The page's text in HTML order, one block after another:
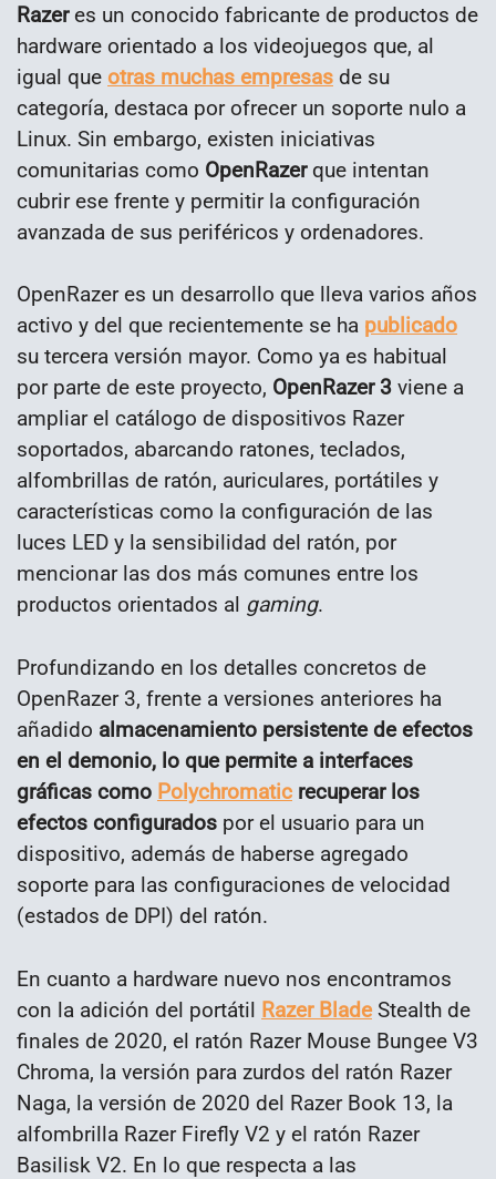
Razeres un conocido fabricante de productos de
hardware orientado a los videojuegos que, al
igual que otras muchas empresas de su
categoría, destaca por ofrecer un soporte nulo a
Linux. Sin embargo, existen iniciativas
comunitarias como OpenRazerque intentan
cubrir ese frente y permitir la configuración
avanzada de sus periféricos y ordenadores.
OpenRazer es un desarrollo que lleva varios años
activo y del que recientemente se ha publicado
su tercera versión mayor. Como ya es habitual
por parte de este proyecto, OpenRazer 3 viene a
ampliar el catálogo de dispositivos Razer
soportados, abarcando ratones, teclados,
alfombrillas de ratón, auriculares, portátiles y
características como la configuración de las
luces LED y la sensibilidad del ratón, por
mencionar las dos más comunes entre los
productos orientados al gaming.
Profundizando en los detalles concretos de
OpenRazer 3, frente a versiones anteriores ha
añadido almacenamiento persistente de efectos
en el demonio, lo que permite a interfaces
gráficas como Polychromatic recuperar los
efectos configurados por el usuario para un
dispositivo, además de haberse agregado
soporte para las configuraciones de velocidad
(estados de DPI) del ratón.
En cuanto a hardware nuevo nos encontramos
con la adición del portátil Razer BladeStealth de
finales de 2020, el ratón Razer Mouse Bungee V3
Chroma, la versión para zurdos del ratón Razer
Naga, la versión de 2020 del Razer Book 13, la
alfombrilla Razer Firefly V2 y el ratón Razer
Basilisk V2. En lo que respecta a las